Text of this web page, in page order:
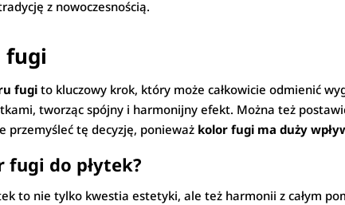
z nowoczesnością.
fugi
fugi to kluczowy krok, który może całkowicie odmienić
tworząc spójny i harmonijny efekt. Można też
przemyśleć tę decyzję, ponieważ kolor fugi ma duży
fugi do płytek?
to nie tylko kwestia estetyki, ale też harmonii z całym